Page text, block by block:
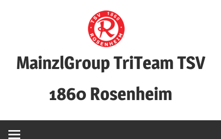
MainzlGroup TriTeam TSV
1860 Rosenheim